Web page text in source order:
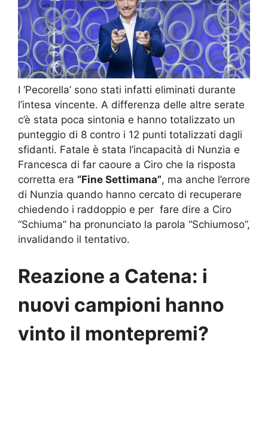
I ‘Pecorella’ sono stati infatti eliminati durante
l’intesa vincente. A differenza delle altre serate
c’è stata poca sintonia e hanno totalizzato un
punteggio di 8 contro i 12 punti totalizzati dagli
sfidanti. Fatale è stata l’incapacità di Nunzia e
Francesca di far caoure a Ciro che la risposta
corretta era “Fine Settimana”, ma anche l’errore
di Nunzia quando hanno cercato di recuperare
chiedendo i raddoppio e per fare dire a Ciro
“Schiuma” ha pronunciato la parola “Schiumoso”,
invalidando il tentativo.
Reazione a Catena: i
nuovi campioni hanno
vinto il montepremi?